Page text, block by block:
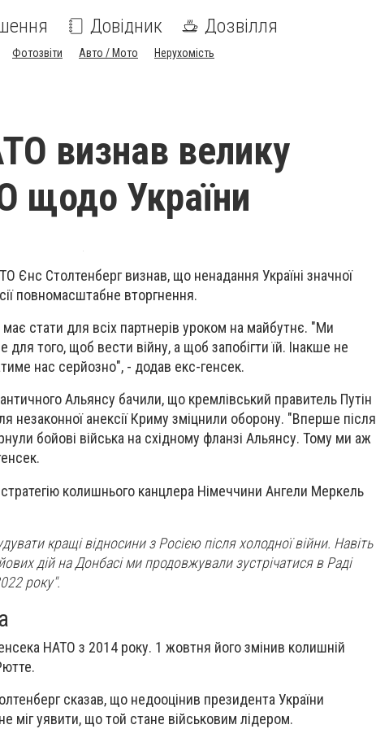
Довідник Дозвілля
Фотозвіти Авто / Мото Нерухомість
визнав велику
щодо України
Єнс Столтенберг визнав, що ненадання Україні значної
повномасштабне вторгнення.
стати для всіх партнерів уроком на майбутнє. "Ми
для того, щоб вести війну, а щоб запобігти їй. Інакше не
нас серйозно", - додав екс-генсек.
Альянсу бачили, що кремлівський правитель Путін
незаконної анексії Криму зміцнили оборону. "Вперше після
бойові війська на східному фланзі Альянсу. Тому ми аж
колишнього канцлера Німеччини Ангели Меркель
кращі відносини з Росією після холодної війни. Навіть
дій на Донбасі ми продовжували зустрічатися в Раді
року".
НАТО з 2014 року. 1 жовтня його змінив колишній
сказав, що недооцінив президента України
міг уявити, що той стане військовим лідером.